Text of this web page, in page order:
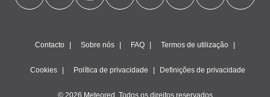
Contacto Sobre nós FAQ Termos de utilização
Cookies Política de privacidade Definições de privacidade
© 2026 Meteored. Todos os direitos reservados